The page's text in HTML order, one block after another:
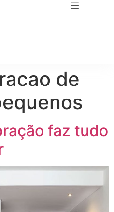
de
faz tudo